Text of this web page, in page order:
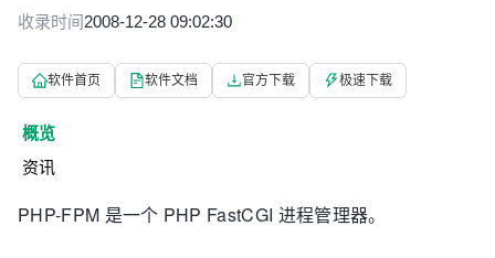
收录时间2008-12-28 09:02:30
软件首页 软件文档 官方下载 极速下载
概览
资讯
PHP-FPM 是一个 PHP FastCGI 进程管理器。